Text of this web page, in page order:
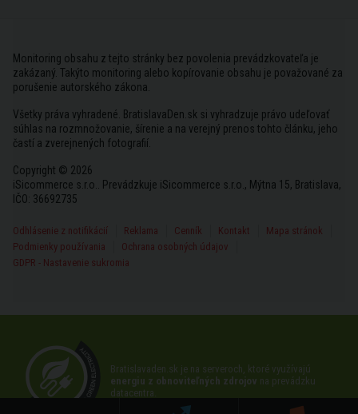
Monitoring obsahu z tejto stránky bez povolenia prevádzkovateľa je
zakázaný. Takýto monitoring alebo kopírovanie obsahu je považované za
porušenie autorského zákona.
Všetky práva vyhradené. BratislavaDen.sk si vyhradzuje právo udeľovať
súhlas na rozmnožovanie, šírenie a na verejný prenos tohto článku, jeho
častí a zverejnených fotografií.
Copyright © 2026
iSicommerce s.r.o.. Prevádzkuje iSicommerce s.r.o., Mýtna 15, Bratislava,
IČO: 36692735
Odhlásenie z notifikácií Reklama Cenník Kontakt
Mapa stránok
Podmienky používania
Ochrana osobných údajov
GDPR - Nastavenie sukromia
Bratislavaden.sk je na serveroch, ktoré využívajú
energiu z obnoviteľných zdrojov na prevádzku
datacentra.